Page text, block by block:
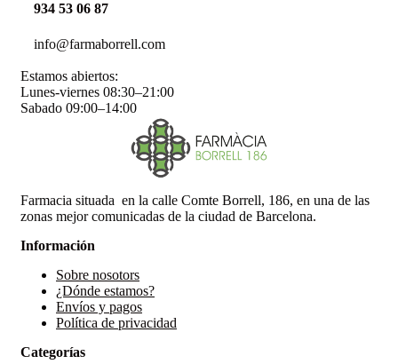
934 53 06 87
info@farmaborrell.com
Estamos abiertos:
Lunes-viernes 08:30–21:00
Sabado 09:00–14:00
Farmacia situada en la calle Comte Borrell, 186, en una de las
zonas mejor comunicadas de la ciudad de Barcelona.
Información
Sobre nosotors
¿Dónde estamos?
Envíos y pagos
Política de privacidad
Categorías